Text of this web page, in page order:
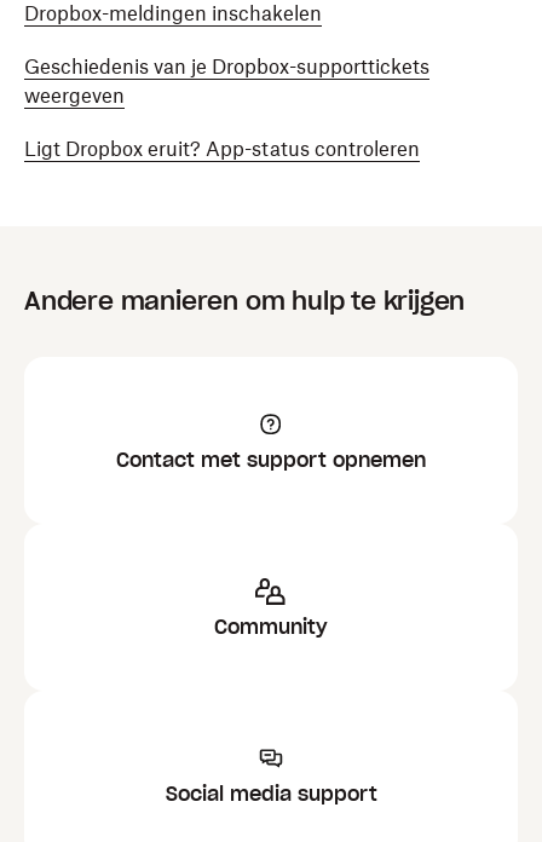
Dropbox-meldingen inschakelen
Geschiedenis van je Dropbox-supporttickets
weergeven
Ligt Dropbox eruit? App-status controleren
Andere manieren om hulp te krijgen
Contact met support opnemen
Community
Social media support